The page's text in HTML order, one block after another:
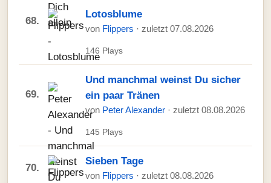
68.
Lotosblume
von Flippers · zuletzt 07.08.2026
146 Plays
69.
Und manchmal weinst Du sicher
ein paar Tränen
von Peter Alexander · zuletzt 08.08.2026
145 Plays
70.
Sieben Tage
von Flippers · zuletzt 08.08.2026